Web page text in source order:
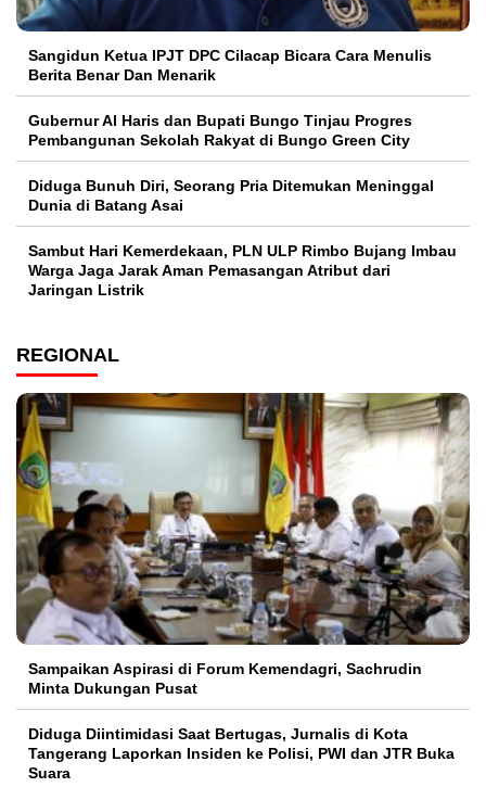
Sangidun Ketua IPJT DPC Cilacap Bicara Cara Menulis
Berita Benar Dan Menarik
​Gubernur Al Haris dan Bupati Bungo Tinjau Progres
Pembangunan Sekolah Rakyat di Bungo Green City
Diduga Bunuh Diri, Seorang Pria Ditemukan Meninggal
Dunia di Batang Asai
Sambut Hari Kemerdekaan, PLN ULP Rimbo Bujang Imbau
Warga Jaga Jarak Aman Pemasangan Atribut dari
Jaringan Listrik​
REGIONAL
Sampaikan Aspirasi di Forum Kemendagri, Sachrudin
Minta Dukungan Pusat
Diduga Diintimidasi Saat Bertugas, Jurnalis di Kota
Tangerang Laporkan Insiden ke Polisi, PWI dan JTR Buka
Suara